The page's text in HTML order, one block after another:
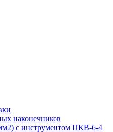
наконечников
с инструментом ПКВ-6-4